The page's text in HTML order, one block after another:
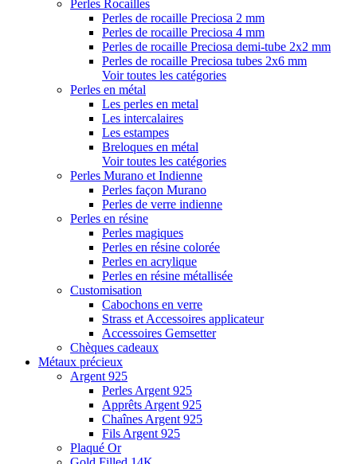
Perles Rocailles
Perles de rocaille Preciosa 2 mm
Perles de rocaille Preciosa 4 mm
Perles de rocaille Preciosa demi-tube 2x2 mm
Perles de rocaille Preciosa tubes 2x6 mm
Voir toutes les catégories
Perles en métal
Les perles en metal
Les intercalaires
Les estampes
Breloques en métal
Voir toutes les catégories
Perles Murano et Indienne
Perles façon Murano
Perles de verre indienne
Perles en résine
Perles magiques
Perles en résine colorée
Perles en acrylique
Perles en résine métallisée
Customisation
Cabochons en verre
Strass et Accessoires applicateur
Accessoires Gemsetter
Chèques cadeaux
Métaux précieux
Argent 925
Perles Argent 925
Apprêts Argent 925
Chaînes Argent 925
Fils Argent 925
Plaqué Or